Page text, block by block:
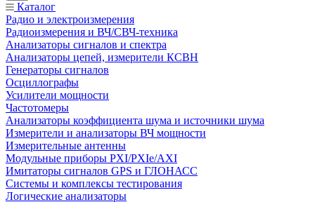
Каталог
Радио и электроизмерения
Радиоизмерения и ВЧ/СВЧ-техника
Анализаторы сигналов и спектра
Анализаторы цепей, измерители КСВН
Генераторы сигналов
Осциллографы
Усилители мощности
Частотомеры
Анализаторы коэффициента шума и источники шума
Измерители и анализаторы ВЧ мощности
Измерительные антенны
Модульные приборы PXI/PXIe/AXI
Имитаторы сигналов GPS и ГЛОНАСС
Системы и комплексы тестирования
Логические анализаторы